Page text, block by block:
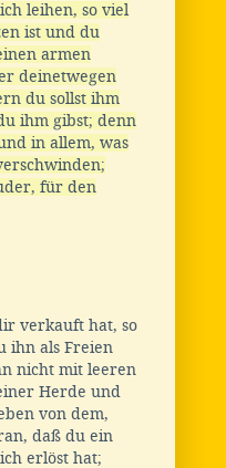
leihen, so viel
ist und du
armen
deinetwegen
du sollst ihm
ihm gibst; denn
in allem, was
für den
verkauft hat, so
ihn als Freien
nicht mit leeren
Herde und
von dem,
daß du ein
erlöst hat;